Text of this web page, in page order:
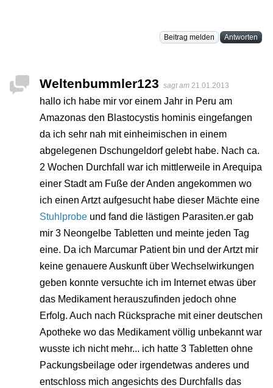
Beitrag melden Antworten
Weltenbummler123 sagt am 21.01.2013
hallo ich habe mir vor einem Jahr in Peru am
Amazonas den Blastocystis hominis eingefangen
da ich sehr nah mit einheimischen in einem
abgelegenen Dschungeldorf gelebt habe. Nach ca.
2 Wochen Durchfall war ich mittlerweile in Arequipa
einer Stadt am Fuße der Anden angekommen wo
ich einen Artzt aufgesucht habe dieser Mächte eine
Stuhlprobe und fand die lästigen Parasiten.er gab
mir 3 Neongelbe Tabletten und meinte jeden Tag
eine. Da ich Marcumar Patient bin und der Artzt mir
keine genauere Auskunft über Wechselwirkungen
geben konnte versuchte ich im Internet etwas über
das Medikament herauszufinden jedoch ohne
Erfolg. Auch nach Rücksprache mit einer deutschen
Apotheke wo das Medikament völlig unbekannt war
wusste ich nicht mehr... ich hatte 3 Tabletten ohne
Packungsbeilage oder irgendetwas anderes und
entschloss mich angesichts des Durchfalls das